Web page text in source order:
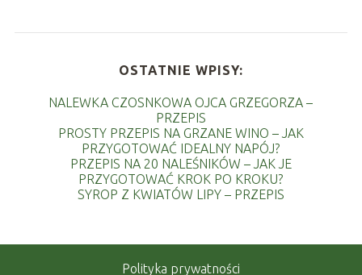
OSTATNIE WPISY:
NALEWKA CZOSNKOWA OJCA GRZEGORZA –
PRZEPIS
PROSTY PRZEPIS NA GRZANE WINO – JAK
PRZYGOTOWAĆ IDEALNY NAPÓJ?
PRZEPIS NA 20 NALEŚNIKÓW – JAK JE
PRZYGOTOWAĆ KROK PO KROKU?
SYROP Z KWIATÓW LIPY – PRZEPIS
Polityka prywatności